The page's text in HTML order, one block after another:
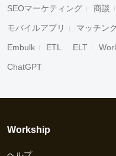
SEOマーケティング 商談
モバイルアプリ マッチン
Embulk ETL ELT
ChatGPT
Workship